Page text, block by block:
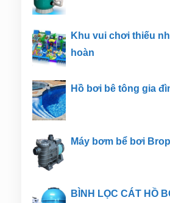
Khu vui chơi thiếu
hoàn
Hồ bơi bê tông gia
Máy bơm bể bơi
BÌNH LỌC CÁT HỒ